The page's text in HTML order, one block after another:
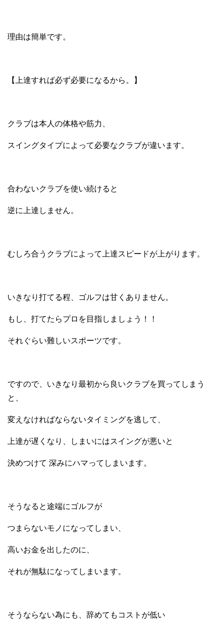
理由は簡単です。
【上達すれば必ず必要になるから。】
クラブは本人の体格や筋力、
スイングタイプによって必要なクラブが違います。
合わないクラブを使い続けると
逆に上達しません。
むしろ合うクラブによって上達スピードが上がります。
いきなり打てる程、ゴルフは甘くありません。
もし、打てたらプロを目指しましょう！！
それぐらい難しいスポーツです。
ですので、いきなり最初から良いクラブを買ってしまう
と、
変えなければならないタイミングを逃して、
上達が遅くなり、しまいにはスイングが悪いと
決めつけて 深みにハマってしまいます。
そうなると途端にゴルフが
つまらないモノになってしまい、
高いお金を出したのに、
それが無駄になってしまいます。
そうならない為にも、辞めてもコストが低い